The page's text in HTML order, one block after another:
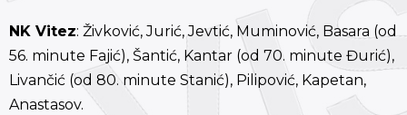
NK Vitez: Živković, Jurić, Jevtić, Muminović, Basara (od
56. minute Fajić), Šantić, Kantar (od 70. minute Đurić),
Livančić (od 80. minute Stanić), Pilipović, Kapetan,
Anastasov.